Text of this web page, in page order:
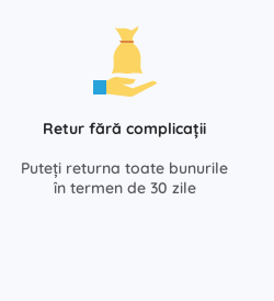
Retur fără complicații
Puteți returna toate bunurile
în termen de 30 zile